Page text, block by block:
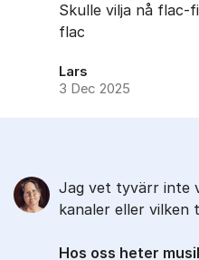
Skulle vilja nå flac-
flac
Lars
3 Dec 2025
Jag vet tyvärr inte
kanaler eller vilken
Hos oss heter